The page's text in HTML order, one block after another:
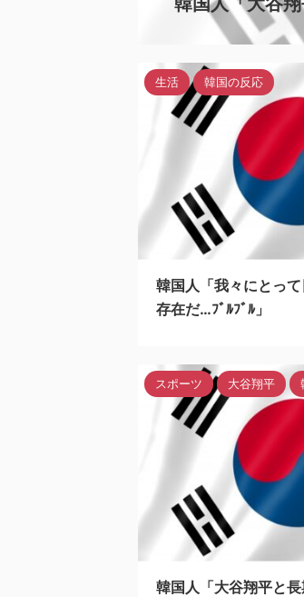
生活 韓国の反応
韓国人「我々にとっ
存在だ…ﾌﾞﾙﾌﾞﾙ」
スポーツ 大谷翔平
韓国人「大谷翔平と